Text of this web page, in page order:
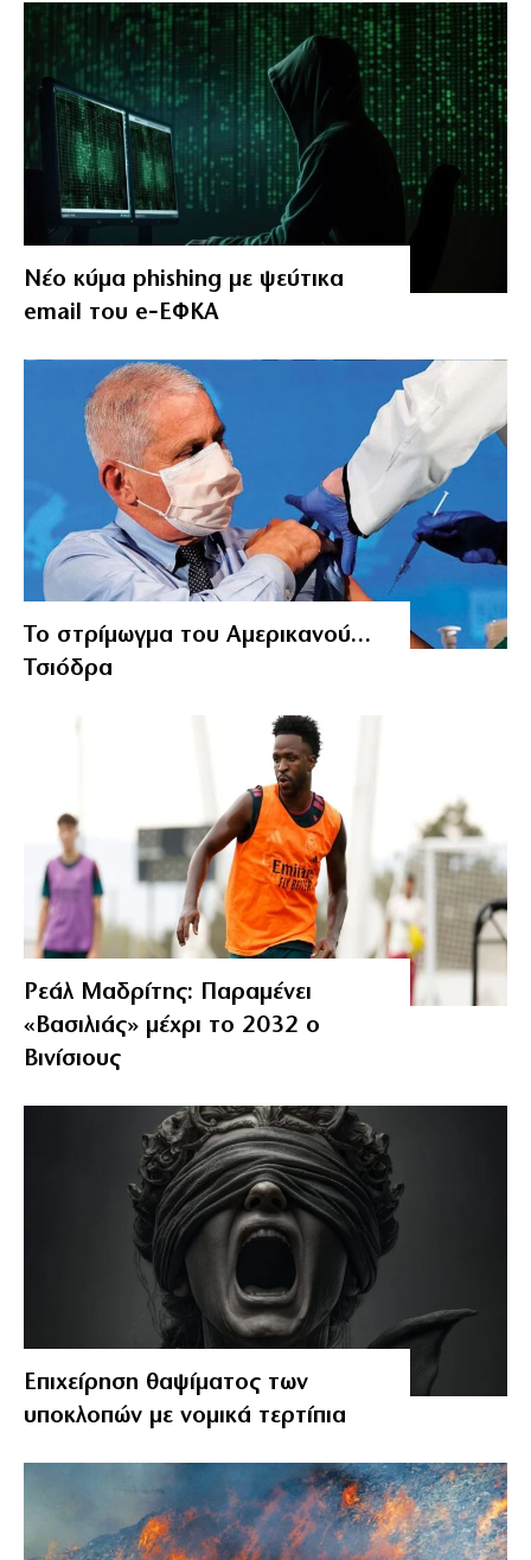
Νέο κύμα phishing με ψεύτικα
email του e‑ΕΦΚΑ
Το στρίμωγμα του Αμερικανού…
Τσιόδρα
Ρεάλ Μαδρίτης: Παραμένει
«Βασιλιάς» μέχρι το 2032 ο
Βινίσιους
Επιχείρηση θαψίματος των
υποκλοπών με νομικά τερτίπια